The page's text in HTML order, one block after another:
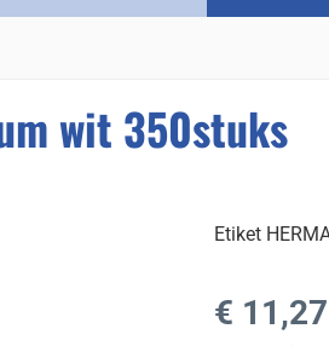
wit 350stuks
Etiket
Normale prijs:
€ 11,27